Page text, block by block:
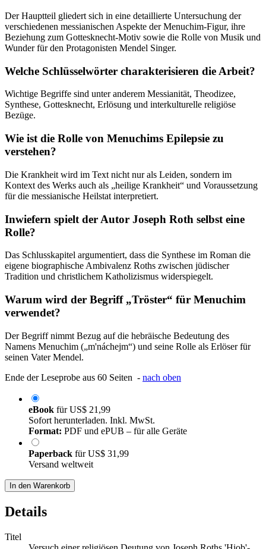
Der Hauptteil gliedert sich in eine detaillierte Untersuchung der
verschiedenen messianischen Aspekte der Menuchim-Figur, ihre
Beziehung zum Gottesknecht-Motiv sowie die Rolle von Musik und
Wunder für den Protagonisten Mendel Singer.
Welche Schlüsselwörter charakterisieren die Arbeit?
Wichtige Begriffe sind unter anderem Messianität, Theodizee,
Synthese, Gottesknecht, Erlösung und interkulturelle religiöse
Bezüge.
Wie ist die Rolle von Menuchims Epilepsie zu
verstehen?
Die Krankheit wird im Text nicht nur als Leiden, sondern im
Kontext des Werks auch als „heilige Krankheit“ und Voraussetzung
für die messianische Heilstat interpretiert.
Inwiefern spielt der Autor Joseph Roth selbst eine
Rolle?
Das Schlusskapitel argumentiert, dass die Synthese im Roman die
eigene biographische Ambivalenz Roths zwischen jüdischer
Tradition und christlichem Katholizismus widerspiegelt.
Warum wird der Begriff „Tröster“ für Menuchim
verwendet?
Der Begriff nimmt Bezug auf die hebräische Bedeutung des
Namens Menuchim („m'náchejm“) und seine Rolle als Erlöser für
seinen Vater Mendel.
Ende der Leseprobe aus 60 Seiten - nach oben
eBook fürUS$ 21,99
Sofort herunterladen. Inkl. MwSt.
Format: PDF und ePUB – für alle Geräte
Paperback fürUS$ 31,99
Versand weltweit
In den Warenkorb
Details
Titel